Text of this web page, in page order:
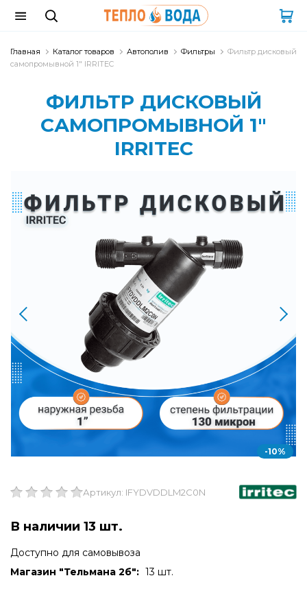
Главная Каталог товаров Автополив Фильтры
Фильтр дисковый
самопромывной 1" IRRITEC
ФИЛЬТР ДИСКОВЫЙ
САМОПРОМЫВНОЙ 1"
IRRITEC
-10%
Артикул: IFYDVDDLM2C0N
В наличии 13 шт.
Доступно для самовывоза
Магазин "Тельмана 2б": 13 шт.